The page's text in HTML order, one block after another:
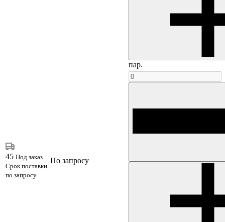
пар.
45 Под заказ.
Срок поставки
по запросу.
По запросу